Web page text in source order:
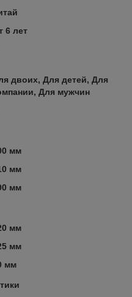
6 лет
двоих, Для детей, Для
Для мужчин
мм
мм
мм
мм
мм
мм